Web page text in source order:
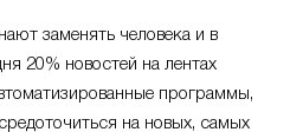
заменять человека и в
20% новостей на лентах
программы,
на новых, самых